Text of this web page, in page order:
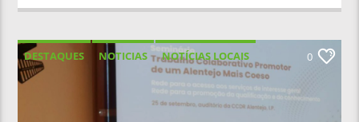
DESTAQUES NOTICIAS
NOTÍCIAS LOCAIS
NOTÍCIAS NACIONAIS
0